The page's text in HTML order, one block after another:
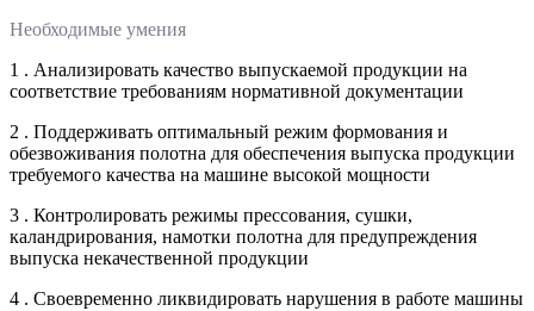
Необходимые умения
1 . Анализировать качество выпускаемой продукции на
соответствие требованиям нормативной документации
2 . Поддерживать оптимальный режим формования и
обезвоживания полотна для обеспечения выпуска продукции
требуемого качества на машине высокой мощности
3 . Контролировать режимы прессования, сушки,
каландрирования, намотки полотна для предупреждения
выпуска некачественной продукции
4 . Своевременно ликвидировать нарушения в работе машины